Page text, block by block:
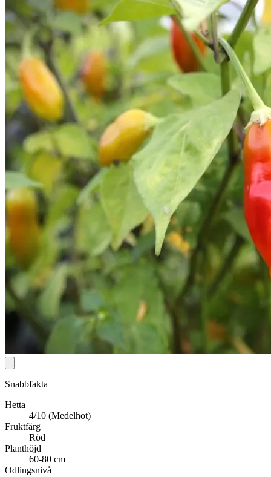
Snabbfakta
Hetta
4/10 (Medelhot)
Fruktfärg
Röd
Planthöjd
60-80 cm
Odlingsnivå